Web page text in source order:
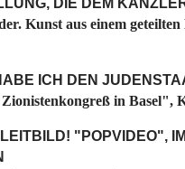
DIE DEM
Kunst aus einem
ICH DEN
in Basel",
"POPVIDEO",